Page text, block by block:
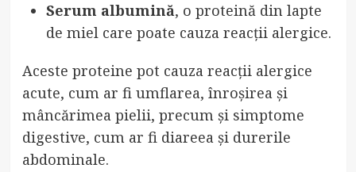
Serum albumină, o proteină din lapte
de miel care poate cauza reacții alergice.
Aceste proteine pot cauza reacții alergice
acute, cum ar fi umflarea, înroșirea și
mâncărimea pielii, precum și simptome
digestive, cum ar fi diareea și durerile
abdominale.